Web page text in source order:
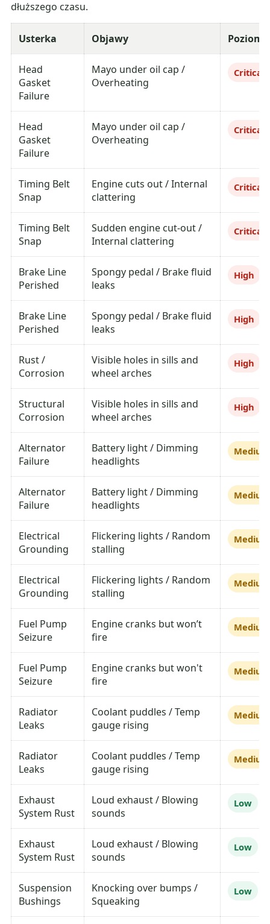
dłuższego czasu.
Usterka Objawy Poziom
Head
Gasket
Failure
Mayo under oil cap /
Overheating
Critical
Head
Gasket
Failure
Mayo under oil cap /
Overheating
Critical
Timing Belt
Snap
Engine cuts out / Internal
clattering
Critical
Timing Belt
Snap
Sudden engine cut-out /
Internal clattering
Critical
Brake Line
Perished
Spongy pedal / Brake fluid
leaks
High
Brake Line
Perished
Spongy pedal / Brake fluid
leaks
High
Rust /
Corrosion
Visible holes in sills and
wheel arches
High
Structural
Corrosion
Visible holes in sills and
wheel arches
High
Alternator
Failure
Battery light / Dimming
headlights
Medium
Alternator
Failure
Battery light / Dimming
headlights
Medium
Electrical
Grounding
Flickering lights / Random
stalling
Medium
Electrical
Grounding
Flickering lights / Random
stalling
Medium
Fuel Pump
Seizure
Engine cranks but won’t
fire
Medium
Fuel Pump
Seizure
Engine cranks but won't
fire
Medium
Radiator
Leaks
Coolant puddles / Temp
gauge rising
Medium
Radiator
Leaks
Coolant puddles / Temp
gauge rising
Medium
Exhaust
System Rust
Loud exhaust / Blowing
sounds
Low
Exhaust
System Rust
Loud exhaust / Blowing
sounds
Low
Suspension
Bushings
Knocking over bumps /
Squeaking
Low